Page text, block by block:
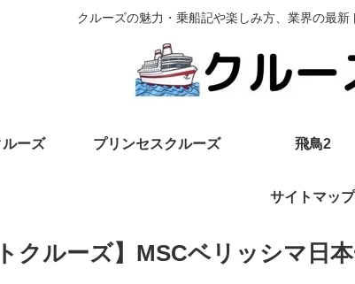
クルーズの魅力・乗船記や楽しみ方、業界の最
ルーズ プリンセスクルーズ 飛鳥2
サイトマップ
クルーズ】MSCベリッシマ日